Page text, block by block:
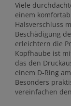
Viele
einem
Halsverschluss
Beschädigung
erleichtern die
Kopfhaube ist
das den
einem D-Ring
Besonders
vereinfachen